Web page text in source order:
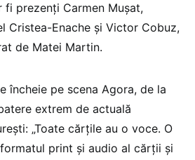
fi prezenți Carmen Mușat,
Cristea-Enache și Victor Cobuz,
de Matei Martin.
încheie pe scena Agora, de la
extrem de actuală
„Toate cărțile au o voce. O
print și audio al cărții și